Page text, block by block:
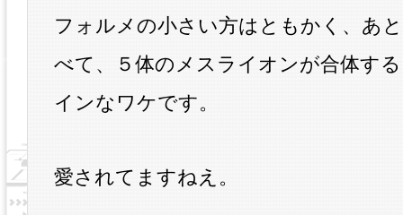
フォルメの小さい方はともかく、あ
べて、５体のメスライオンが合体す
インなワケです。
愛されてますねえ。